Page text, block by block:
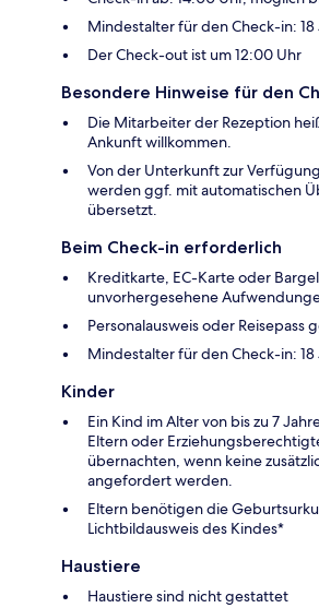
Mindestalter für den Check-in: 18
Der Check-out ist um 12:00 Uhr
Besondere Hinweise für den
Die Mitarbeiter der Rezeption
Ankunft willkommen.
Von der Unterkunft zur
werden ggf. mit automatischen
übersetzt.
Beim Check-in erforderlich
Kreditkarte, EC-Karte oder
unvorhergesehene
Personalausweis oder Reisepass
Mindestalter für den Check-in: 18
Kinder
Ein Kind im Alter von bis zu 7
Eltern oder
übernachten, wenn keine
angefordert werden.
Eltern benötigen die
Lichtbildausweis des Kindes*
Haustiere
Haustiere sind nicht gestattet